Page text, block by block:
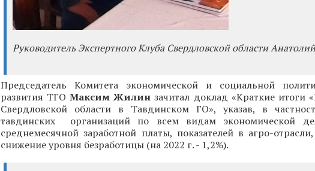
Руководитель Экспертного Клуба Свердловской области
Председатель Комитета экономической и социальной
развития ТГОМаксим Жилин зачитал доклад «Краткие итоги
Свердловской области в Тавдинском ГО», указав, в
тавдинских организаций по всем видам экономической
среднемесячной заработной платы, показателей в агро-
снижение уровня безработицы (на 2022 г. - 1,2%).